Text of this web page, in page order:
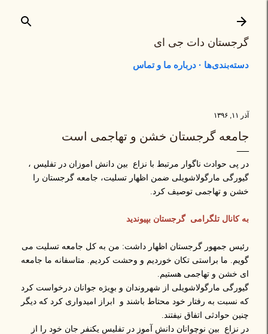
گرجستان دات جی ای
دسته‌بندی‌ها درباره ما و تماس
آذر ۱۱, ۱۳۹۶
جامعه گرجستان خشن و تهاجمی است
در پی حوادث ناگوار مرتبط با نزاع بین دانش اموزان در تفلیس ،
گیورگی مارگولاشویلی ضمن اظهار تسلیت، جامعه گرجستان را
خشن و تهاجمی توصیف کرد.
به کانال تلگرامی گرجستان بپیوندید
رئیس جمهور گرجستان اظهار داشت: من به کل جامعه تسلیت می
گویم. ما براستی تکان خوردیم و وحشت کردیم. متاسفانه ما جامعه
ای خشن و تهاجمی هستیم.
گیورگی مارگولاشویلی از شهروندان و بوِیژه جوانان درخواست کرد
که نسبت به رفتار خود محتاط باشند و ابراز امیدواری کرد که دیگر
چنین حوادثی اتفاق نیفتند.
در نزاع بین نوچوانان دانش آموز در تفلیس یکنفر جان خود را از